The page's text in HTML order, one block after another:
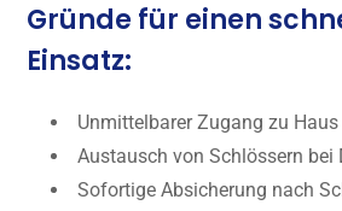
Gründe für einen
Einsatz:
Unmittelbarer Zugang zu
Austausch von Schlössern bei
Sofortige Absicherung nach